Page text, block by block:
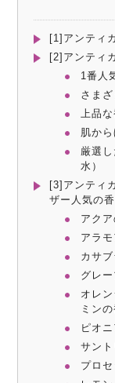
[1]アンティ
[2]アンティ
1番人
さま
上品
肌か
厳選
水）
[3]アンティ
ザー人気の香
アクア
アラ
カサ
グレ
オレ
ミンの
ピオ
サント
プロ